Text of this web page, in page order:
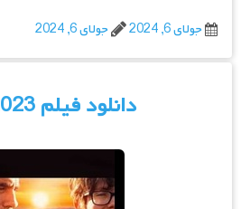
جولای 6, 2024
جولای 6, 2024
دانلود فیلم Ezra 2023